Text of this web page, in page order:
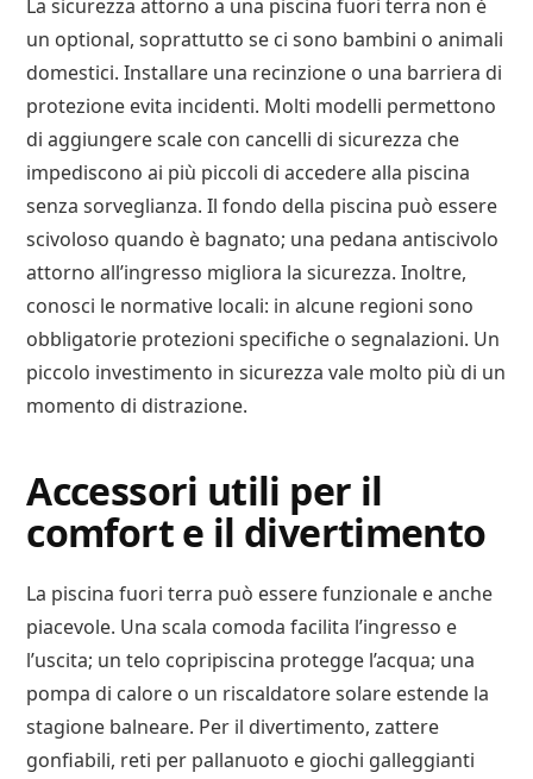
La sicurezza attorno a una piscina fuori terra non è
un optional, soprattutto se ci sono bambini o animali
domestici. Installare una recinzione o una barriera di
protezione evita incidenti. Molti modelli permettono
di aggiungere scale con cancelli di sicurezza che
impediscono ai più piccoli di accedere alla piscina
senza sorveglianza. Il fondo della piscina può essere
scivoloso quando è bagnato; una pedana antiscivolo
attorno all’ingresso migliora la sicurezza. Inoltre,
conosci le normative locali: in alcune regioni sono
obbligatorie protezioni specifiche o segnalazioni. Un
piccolo investimento in sicurezza vale molto più di un
momento di distrazione.
Accessori utili per il
comfort e il divertimento
La piscina fuori terra può essere funzionale e anche
piacevole. Una scala comoda facilita l’ingresso e
l’uscita; un telo copripiscina protegge l’acqua; una
pompa di calore o un riscaldatore solare estende la
stagione balneare. Per il divertimento, zattere
gonfiabili, reti per pallanuoto e giochi galleggianti